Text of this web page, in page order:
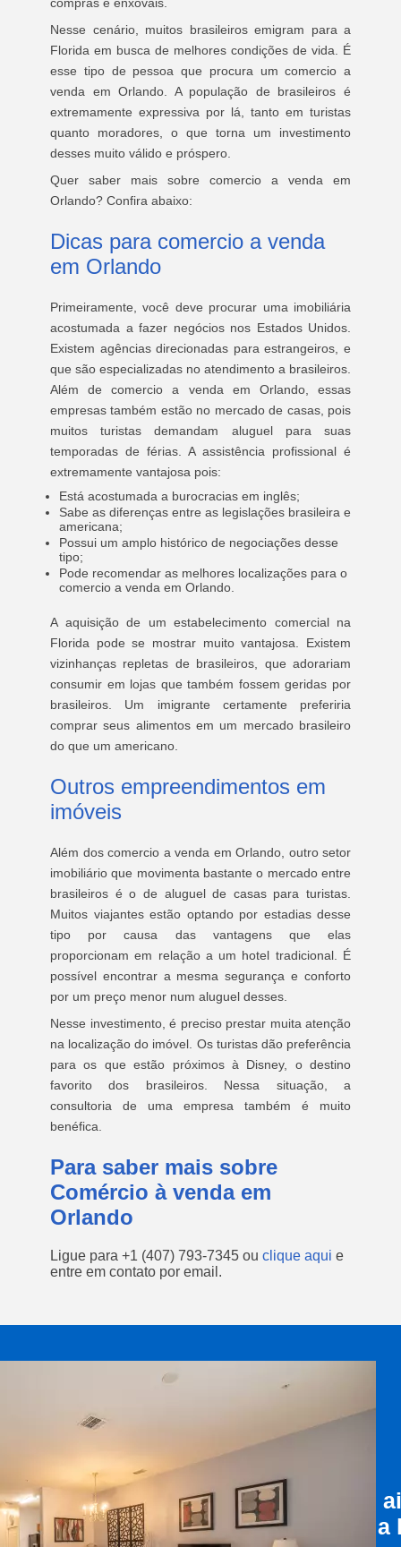
Nesse cenário, muitos brasileiros emigram para a
Florida em busca de melhores condições de vida. É
esse tipo de pessoa que procura um comercio a
venda em Orlando. A população de brasileiros é
extremamente expressiva por lá, tanto em turistas
quanto moradores, o que torna um investimento
desses muito válido e próspero.
Quer saber mais sobre comercio a venda em
Orlando? Confira abaixo:
Dicas para comercio a venda
em Orlando
Primeiramente, você deve procurar uma imobiliária
acostumada a fazer negócios nos Estados Unidos.
Existem agências direcionadas para estrangeiros, e
que são especializadas no atendimento a brasileiros.
Além de comercio a venda em Orlando, essas
empresas também estão no mercado de casas, pois
muitos turistas demandam aluguel para suas
temporadas de férias. A assistência profissional é
extremamente vantajosa pois:
Está acostumada a burocracias em inglês;
Sabe as diferenças entre as legislações brasileira e
americana;
Possui um amplo histórico de negociações desse
tipo;
Pode recomendar as melhores localizações para o
comercio a venda em Orlando.
A aquisição de um estabelecimento comercial na
Florida pode se mostrar muito vantajosa. Existem
vizinhanças repletas de brasileiros, que adorariam
consumir em lojas que também fossem geridas por
brasileiros. Um imigrante certamente preferiria
comprar seus alimentos em um mercado brasileiro
do que um americano.
Outros empreendimentos em
imóveis
Além dos comercio a venda em Orlando, outro setor
imobiliário que movimenta bastante o mercado entre
brasileiros é o de aluguel de casas para turistas.
Muitos viajantes estão optando por estadias desse
tipo por causa das vantagens que elas
proporcionam em relação a um hotel tradicional. É
possível encontrar a mesma segurança e conforto
por um preço menor num aluguel desses.
Nesse investimento, é preciso prestar muita atenção
na localização do imóvel. Os turistas dão preferência
para os que estão próximos à Disney, o destino
favorito dos brasileiros. Nessa situação, a
consultoria de uma empresa também é muito
benéfica.
Para saber mais sobre
Comércio à venda em
Orlando
Ligue para +1 (407) 793-7345 ou clique aqui e
entre em contato por email.
a